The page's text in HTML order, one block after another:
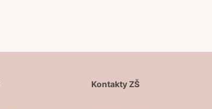
Kontakty ZŠ